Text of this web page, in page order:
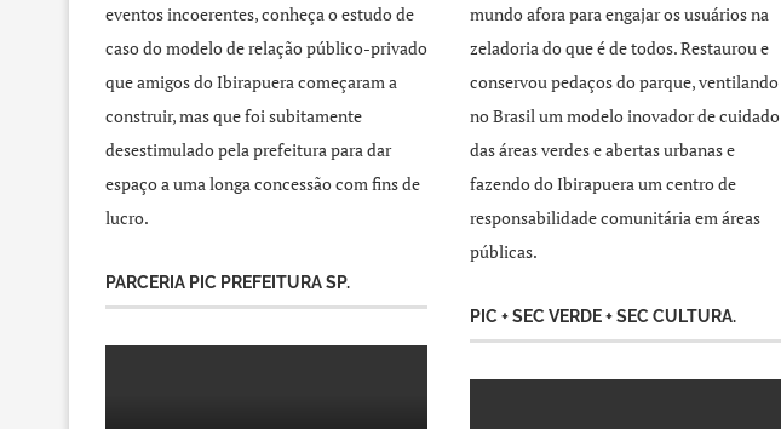
eventos incoerentes, conheça o estudo de
caso do modelo de relação público-privado
que amigos do Ibirapuera começaram a
construir, mas que foi subitamente
desestimulado pela prefeitura para dar
espaço a uma longa concessão com fins de
lucro.
PARCERIA PIC PREFEITURA SP.
mundo afora para engajar os usuários na
zeladoria do que é de todos. Restaurou e
conservou pedaços do parque, ventilando
no Brasil um modelo inovador de cuidado
das áreas verdes e abertas urbanas e
fazendo do Ibirapuera um centro de
responsabilidade comunitária em áreas
públicas.
PIC + SEC VERDE + SEC CULTURA.